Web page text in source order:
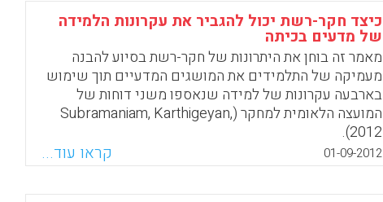
של Hope J. Hartman מתייחס ליישום שיטת חקר הרשת
בהכשרת מורים בארה"ב ומונה את היתרונות
המטה-קוגניטיביים של השיטה כאמצעי לטיפוח יצירתיות
בתהליכי הלמידה המתוקשבים של פרחי הוראה והמעורבות
שלהם בתהליךהבניית החקר המתוקשב.
WhatsApp
Facebook
Email
X
כיצד חקר-רשת יכול להגביר את עקרונות הלמידה
של מדעים בכיתה
מאמר זה בוחן את היתרונות של חקר-רשת בסיוע להבנה
מעמיקה של התלמידים את המושגים המדעיים תוך שימוש
בארבעה עקרונות של למידה שנאספו משני דוחות של
המועצה הלאומית למחקר (Subramaniam, Karthigeyan,
2012).
WhatsApp
Facebook
Email
X 01-09-2012 קראו עוד...